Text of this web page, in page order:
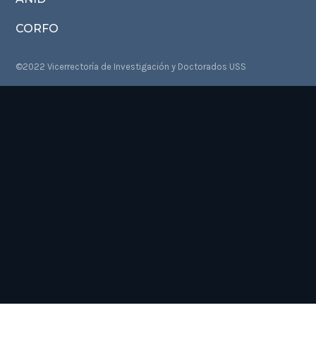
CORFO
©2022 Vicerrectoría de Investigación y Doctorados USS